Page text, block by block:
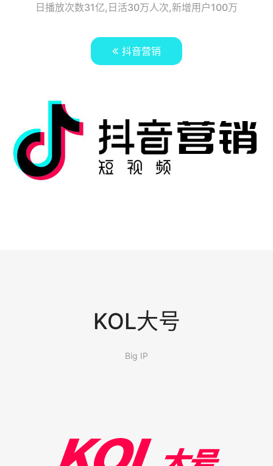
日播放次数31亿,日活30万人次,新增用户100万
抖音营销
KOL大号
Big IP